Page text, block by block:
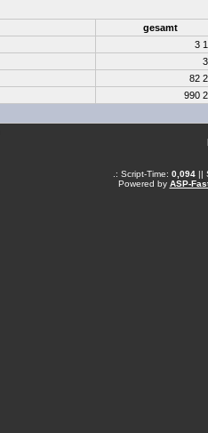
gesamt
3
82
990
.: Script-Time: 0,094||
Powered by ASP-